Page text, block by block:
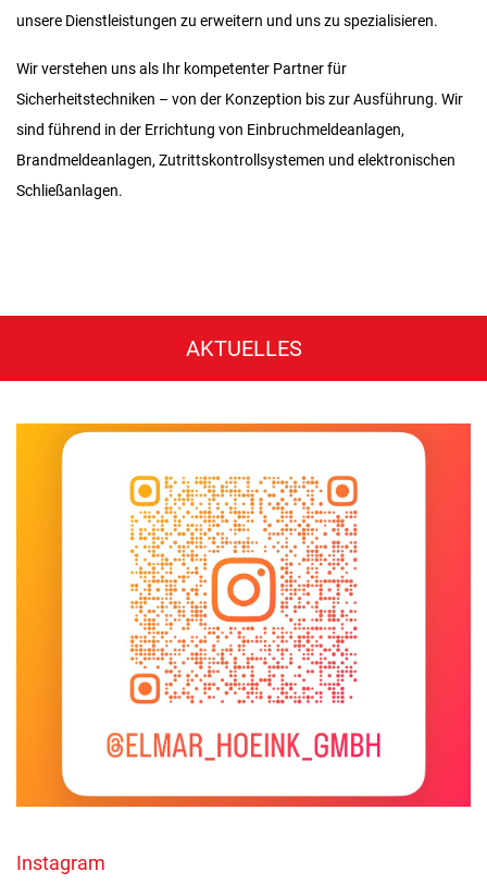
unsere Dienstleistungen zu erweitern und uns zu spezialisieren.
Wir verstehen uns als Ihr kompetenter Partner für
Sicherheitstechniken – von der Konzeption bis zur Ausführung. Wir
sind führend in der Errichtung von Einbruchmeldeanlagen,
Brandmeldeanlagen, Zutrittskontrollsystemen und elektronischen
Schließanlagen.
AKTUELLES
Instagram